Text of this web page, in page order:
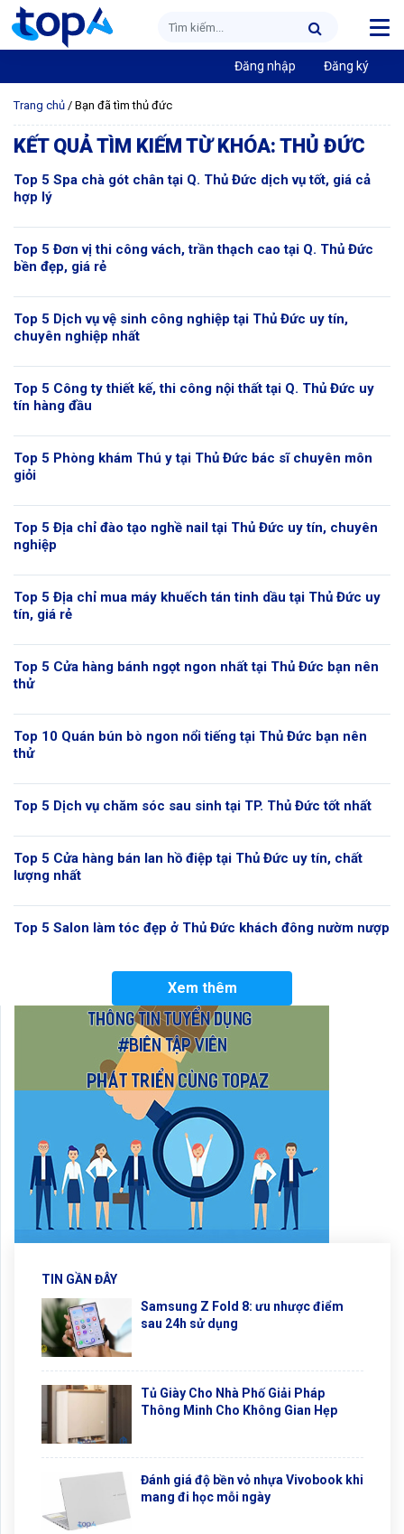
Đăng nhập Đăng ký
Trang chủ / Bạn đã tìm thủ đức
KẾT QUẢ TÌM KIẾM TỪ KHÓA: THỦ ĐỨC
Top 5 Spa chà gót chân tại Q. Thủ Đức dịch vụ tốt, giá cả
hợp lý
Top 5 Đơn vị thi công vách, trần thạch cao tại Q. Thủ Đức
bền đẹp, giá rẻ
Top 5 Dịch vụ vệ sinh công nghiệp tại Thủ Đức uy tín,
chuyên nghiệp nhất
Top 5 Công ty thiết kế, thi công nội thất tại Q. Thủ Đức uy
tín hàng đầu
Top 5 Phòng khám Thú y tại Thủ Đức bác sĩ chuyên môn
giỏi
Top 5 Địa chỉ đào tạo nghề nail tại Thủ Đức uy tín, chuyên
nghiệp
Top 5 Địa chỉ mua máy khuếch tán tinh dầu tại Thủ Đức uy
tín, giá rẻ
Top 5 Cửa hàng bánh ngọt ngon nhất tại Thủ Đức bạn nên
thử
Top 10 Quán bún bò ngon nổi tiếng tại Thủ Đức bạn nên
thử
Top 5 Dịch vụ chăm sóc sau sinh tại TP. Thủ Đức tốt nhất
Top 5 Cửa hàng bán lan hồ điệp tại Thủ Đức uy tín, chất
lượng nhất
Top 5 Salon làm tóc đẹp ở Thủ Đức khách đông nườm nượp
Xem thêm
TIN GẦN ĐÂY
Samsung Z Fold 8: ưu nhược điểm
sau 24h sử dụng
Tủ Giày Cho Nhà Phố Giải Pháp
Thông Minh Cho Không Gian Hẹp
Đánh giá độ bền vỏ nhựa Vivobook khi
mang đi học mỗi ngày